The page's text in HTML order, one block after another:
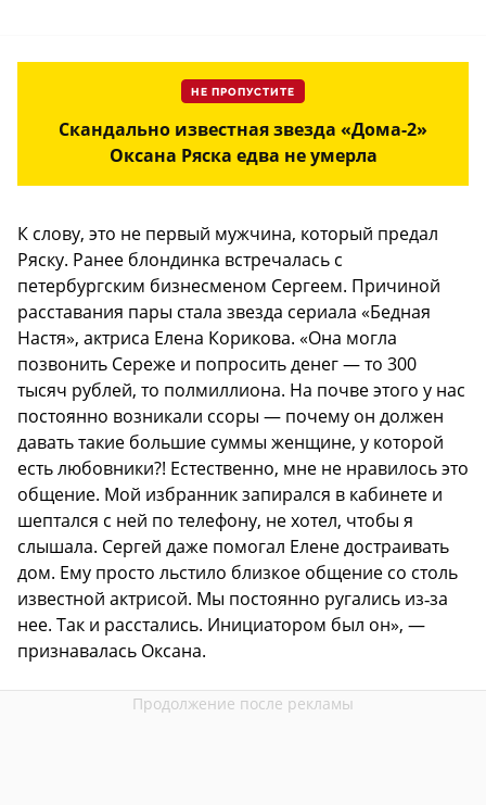
НЕ ПРОПУСТИТЕ
Скандально известная звезда «Дома-2»
Оксана Ряска едва не умерла
К слову, это не первый мужчина, который предал
Ряску. Ранее блондинка встречалась с
петербургским бизнесменом Сергеем. Причиной
расставания пары стала звезда сериала «Бедная
Настя», актриса Елена Корикова. «Она могла
позвонить Сереже и попросить денег — то 300
тысяч рублей, то полмиллиона. На почве этого у нас
постоянно возникали ссоры — почему он должен
давать такие большие суммы женщине, у которой
есть любовники?! Естественно, мне не нравилось это
общение. Мой избранник запирался в кабинете и
шептался с ней по телефону, не хотел, чтобы я
слышала. Сергей даже помогал Елене достраивать
дом. Ему просто льстило близкое общение со столь
известной актрисой. Мы постоянно ругались из‑за
нее. Так и расстались. Инициатором был он», —
признавалась Оксана.